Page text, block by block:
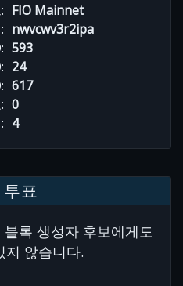
FIO Mainnet
nwvcwv3r2ipa
593
24
617
0
4
투표
록 생성자 후보에게도
지 않습니다.